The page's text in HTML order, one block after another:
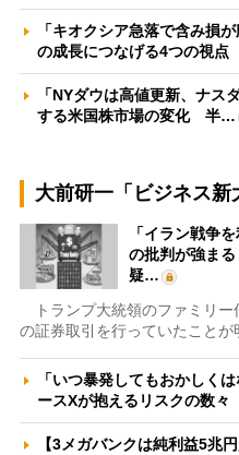
「キオクシア急落で含み損
の成長につなげる4つの視
「NYダウは高値更新、ナス
する米国株市場の変化 半…
大前研一「ビジネス新
「イラン戦争
の批判が強ま
疑…
トランプ大統領のファミリー
の証券取引を行っていたこと
「いつ暴発してもおかしく
ースXが抱えるリスクの数々
【3メガバンクは純利益5兆